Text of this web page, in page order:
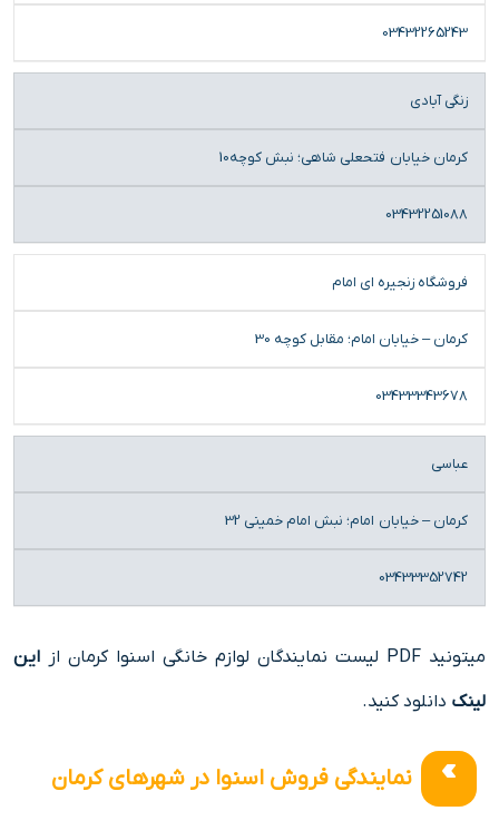
03432265243
زنگی آبادی
کرمان خیابان فتحعلی شاهی؛ نبش کوچه10
03432251088
فروشگاه زنجیره ای امام
کرمان – خیابان امام؛ مقابل کوچه 30
03433343678
عباسی
کرمان – خیابان امام؛ نبش امام خمینی 32
03433352742
میتونید PDF لیست نمایندگان لوازم خانگی اسنوا کرمان از
این
لینک دانلود کنید.
نمایندگی فروش اسنوا در شهرهای کرمان